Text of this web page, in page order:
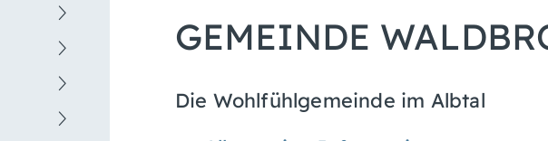
GEMEINDE
Die Wohlfühlgemeinde im Albtal